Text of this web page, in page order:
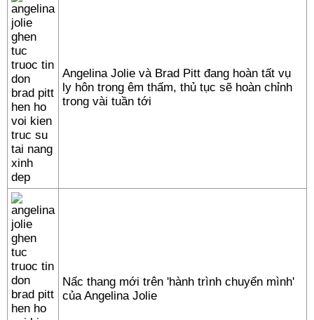
Angelina Jolie và Brad Pitt đang hoàn tất vụ
ly hôn trong êm thấm, thủ tục sẽ hoàn chỉnh
trong vài tuần tới
Nấc thang mới trên 'hành trình chuyển mình'
của Angelina Jolie